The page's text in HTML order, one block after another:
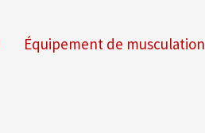
Équipement de musculation